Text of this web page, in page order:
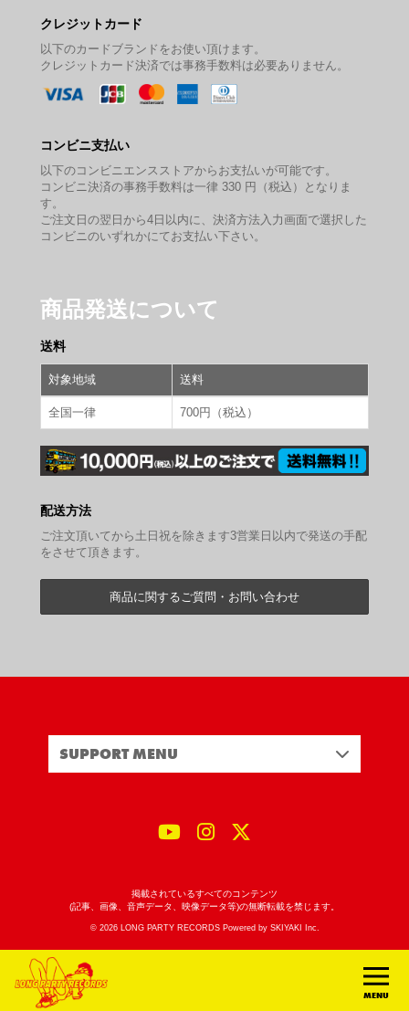
MENU
クレジットカード
以下のカードブランドをお使い頂けます。
クレジットカード決済では事務手数料は必要ありません。
コンビニ支払い
以下のコンビニエンスストアからお支払いが可能です。
コンビニ決済の事務手数料は一律 330 円（税込）となりま
す。
ご注文日の翌日から4日以内に、決済方法入力画面で選択した
コンビニのいずれかにてお支払い下さい。
商品発送について
送料
対象地域 送料
全国一律 700円（税込）
配送方法
ご注文頂いてから土日祝を除きます3営業日以内で発送の手配
をさせて頂きます。
商品に関するご質問・お問い合わせ
SUPPORT MENU
掲載されているすべてのコンテンツ
(記事、画像、音声データ、映像データ等)の無断転載を禁じます。
© 2026 LONG PARTY RECORDS Powered by SKIYAKI Inc.